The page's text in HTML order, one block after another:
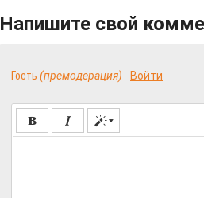
Напишите свой
Гость (премодерация) Войти